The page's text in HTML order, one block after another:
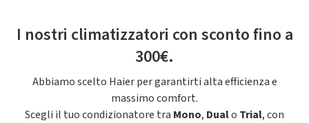
I nostri climatizzatori con sconto fino a
300€.
Abbiamo scelto Haier per garantirti alta efficienza e
massimo comfort.
Scegli il tuo condizionatore tra Mono, Dualo Trial, con